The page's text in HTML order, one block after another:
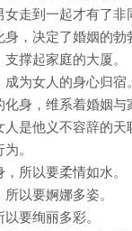
女走到一起才有了
，决定了婚姻的勃
撑起家庭的大厦。
为女人的身心归宿。
身，维系着婚姻与
人是他义不容辞的
。
所以要柔情如水。
以要婀娜多姿。
要绚丽多彩。